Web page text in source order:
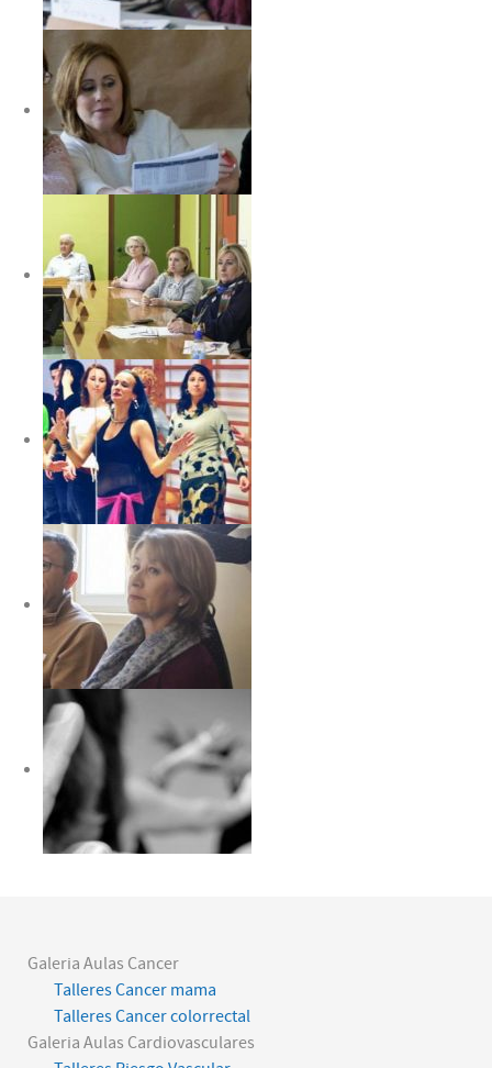
Galeria Aulas Cancer
Talleres Cancer mama
Talleres Cancer colorrectal
Galeria Aulas Cardiovasculares